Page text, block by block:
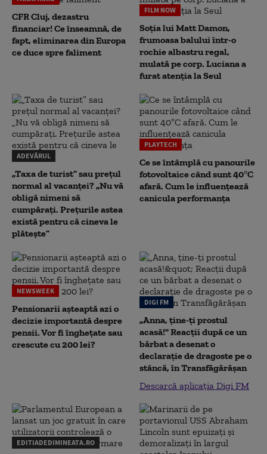
CFR Cluj, dezastru
financiar! Ce înseamnă, de
fapt, eliminarea din Europa
ce duce spre faliment
FILM NOW
Soția lui Matt Damon,
frumoasa balului într-o
rochie albastru regal,
mulată pe corp. Luciana a
furat atenția la Seul
ADEVĂRUL
„Taxa de turist” sau prețul
normal al vacanței? „Nu vă
obligă nimeni să
cumpărați. Prețurile astea
există pentru că cineva le
plătește”
PLAYTECH
Ce se întâmplă cu panourile
fotovoltaice când sunt 40°C
afară. Cum le influențează
canicula performanța
NEWSWEEK
Pensionarii așteaptă azi o
decizie importantă despre
pensii. Vor fi înghețate sau
crescute cu 200 lei?
DIGI FM
„Anna, ţine-ţi prostul
acasă!" Reacţii după ce un
bărbat a desenat o
declaraţie de dragoste pe o
stâncă, în Transfăgărăşan
Descarcă aplicația Digi FM
EDITIADEDIMINEATA.RO